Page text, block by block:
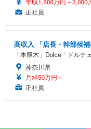
年収1,600万円～2,000
正社員
高収入 「店長・幹部候
「本厚木」Dolce「ドルチ
神奈川県
月給50万円～
正社員